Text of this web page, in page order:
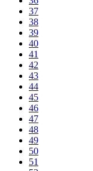
37
38
39
40
41
42
43
44
45
46
47
48
49
50
51